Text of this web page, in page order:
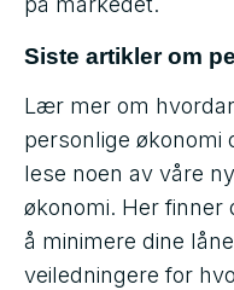
Siste artikler om
Lær mer om
personlige økonomi
lese noen av våre
økonomi. Her finner
å minimere dine
veiledningere for